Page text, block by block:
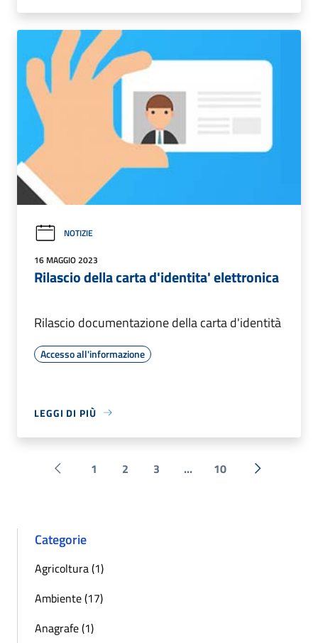
NOTIZIE
16 MAGGIO 2023
Rilascio della carta d'identita' elettronica
Rilascio documentazione della carta d'identità
Accesso all'informazione
LEGGI DI PIÙ
Pagina precedente
1 2 3 ... 10 Successiva
Categorie
Agricoltura (1)
Ambiente (17)
Anagrafe (1)